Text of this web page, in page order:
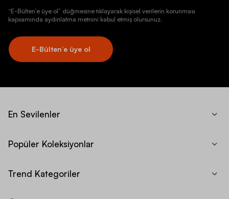
“E-Bülten’e üye ol” düğmesine tıklayarak kişisel verilerin korunması
kapsamında aydınlatma metnini kabul etmiş olursunuz.
E-Bülten’e üye ol
En Sevilenler
Popüler Koleksiyonlar
Trend Kategoriler